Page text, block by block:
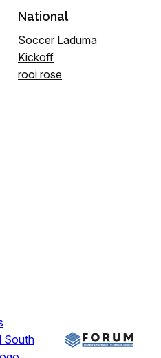
National
Soccer Laduma
Kickoff
rooi rose